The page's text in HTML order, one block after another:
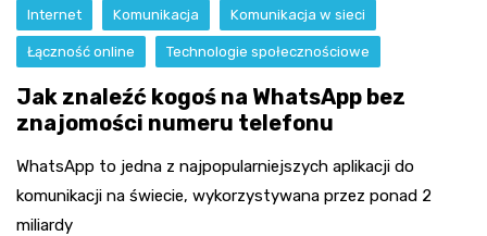
Internet Komunikacja Komunikacja w sieci
Łączność online Technologie społecznościowe
Jak znaleźć kogoś na WhatsApp bez
znajomości numeru telefonu
WhatsApp to jedna z najpopularniejszych aplikacji do
komunikacji na świecie, wykorzystywana przez ponad 2
miliardy